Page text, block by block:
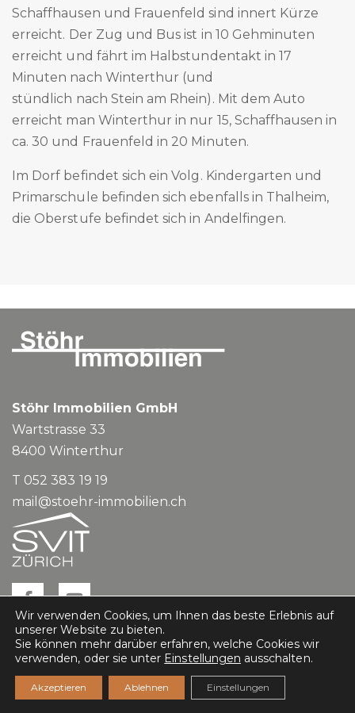
Schaffhausen und Frauenfeld sind innert Kürze
erreicht. Der Zug und Bus ist in 10 Gehminuten
erreicht und fährt im Halbstundentakt in 17
Minuten nach Winterthur (und
stündlich nach Stein am Rhein). Mit dem Auto
erreicht man Winterthur in nur 15, Schaffhausen in
ca. 30 und Frauenfeld in 20 Minuten.
Im Dorf befindet sich ein Volg. Kindergarten und
Primarschule befinden sich ebenfalls in Thalheim,
die Oberstufe befindet sich in Andelfingen.
Stöhr Immobilien GmbH
Wartstrasse 33
8400Winterthur
T 052 383 19 19
mail@stoehr-immobilien.ch
Impressum
Datenschutz
casasoft.ch© All rights reserved.
Wir verwenden Cookies, um Ihnen das beste Erlebnis auf
unserer Website zu bieten.
Sie können mehr darüber erfahren, welche Cookies wir
verwenden, oder sie unter Einstellungen ausschalten.
Akzeptieren Ablehnen Einstellungen